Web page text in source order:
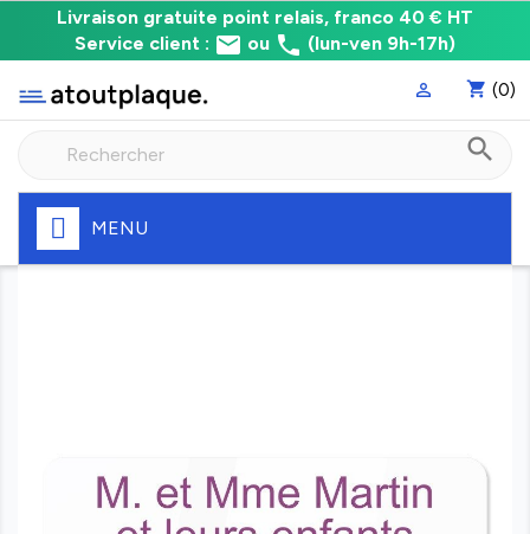
Livraison gratuite point relais, franco 40 € HT
Service client : email ou phone (lun-ven 9h-17h)
Livraison
relais,
franco
Fabrication
shopping_cart (0)

search
MENU